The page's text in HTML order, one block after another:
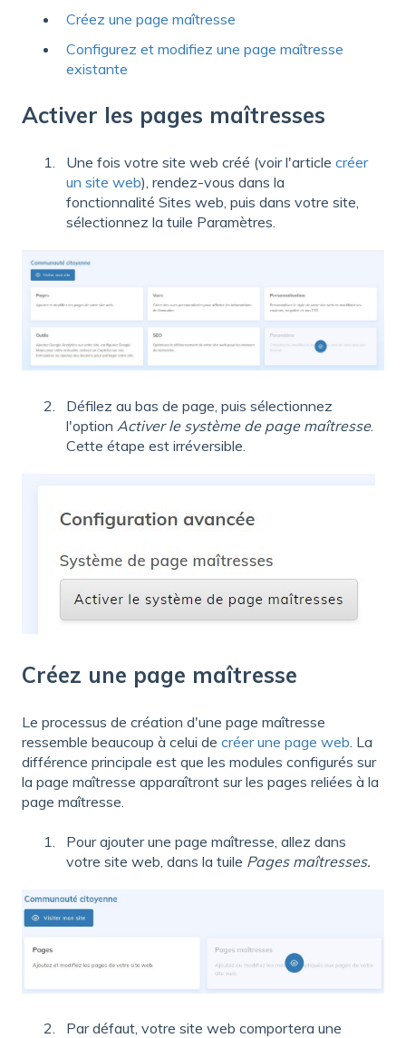
Créez une page maîtresse
Configurez et modifiez une page maîtresse
existante
Activer les pages maîtresses
Une fois votre site web créé (voir l'article créer
un site web), rendez-vous dans la
fonctionnalité Sites web, puis dans votre site,
sélectionnez la tuile Paramètres.
Défilez au bas de page, puis sélectionnez
l'option Activer le système de page maîtresse.
Cette étape est irréversible.
Créez une page maîtresse
Le processus de création d'une page maîtresse
ressemble beaucoup à celui de créer une page web . La
différence principale est que les modules configurés sur
la page maîtresse apparaîtront sur les pages reliées à la
page maîtresse.
Pour ajouter une page maîtresse, allez dans
votre site web, dans la tuile Pages maîtresses.
Par défaut, votre site web comportera une